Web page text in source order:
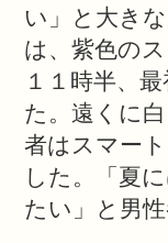
い」と大き
は、紫色の
１１時半、
た。遠くに
者はスマー
した。「夏
たい」と男